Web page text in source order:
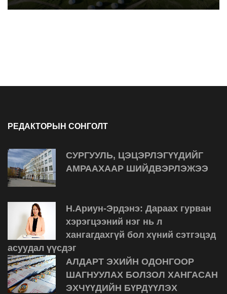
РЕДАКТОРЫН СОНГОЛТ
СУРГУУЛЬ, ЦЭЦЭРЛЭГҮҮДИЙГ
АМРААХААР ШИЙДВЭРЛЭЖЭЭ
Н.Ариун-Эрдэнэ: Дараах гурван
хэрэгцээний нэг нь л
хангагдахгүй бол хүний сэтгэцэд
асуудал үүсдэг
АЛДАРТ ЭХИЙН ОДОНГООР
ШАГНУУЛАХ БОЛЗОЛ ХАНГАСАН
ЭХЧҮҮДИЙН БҮРДҮҮЛЭХ